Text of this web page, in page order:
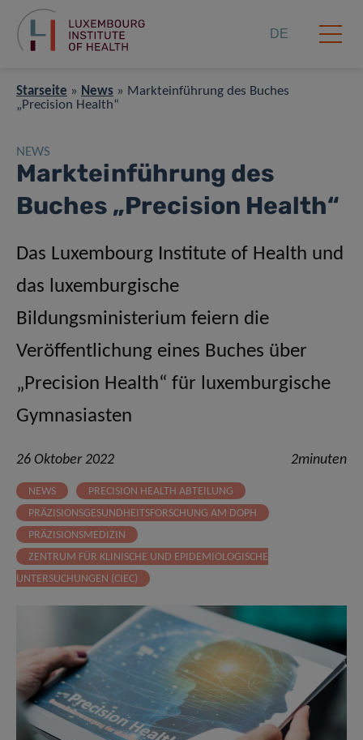
DE
Starseite » News » Markteinführung des Buches
„Precision Health“
NEWS
Markteinführung des
Buches „Precision Health“
Das Luxembourg Institute of Health und
das luxemburgische
Bildungsministerium feiern die
Veröffentlichung eines Buches über
„Precision Health“ für luxemburgische
Gymnasiasten
26 Oktober 2022 2minuten
NEWS
PRECISION HEALTH ABTEILUNG
PRÄZISIONSGESUNDHEITSFORSCHUNG AM DOPH
PRÄZISIONSMEDIZIN
ZENTRUM FÜR KLINISCHE UND EPIDEMIOLOGISCHE
UNTERSUCHUNGEN (CIEC)